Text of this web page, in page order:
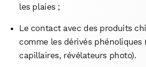
les plaies ;
Le contact avec des produits
comme les dérivés phénoliques
capillaires, révélateurs photo).